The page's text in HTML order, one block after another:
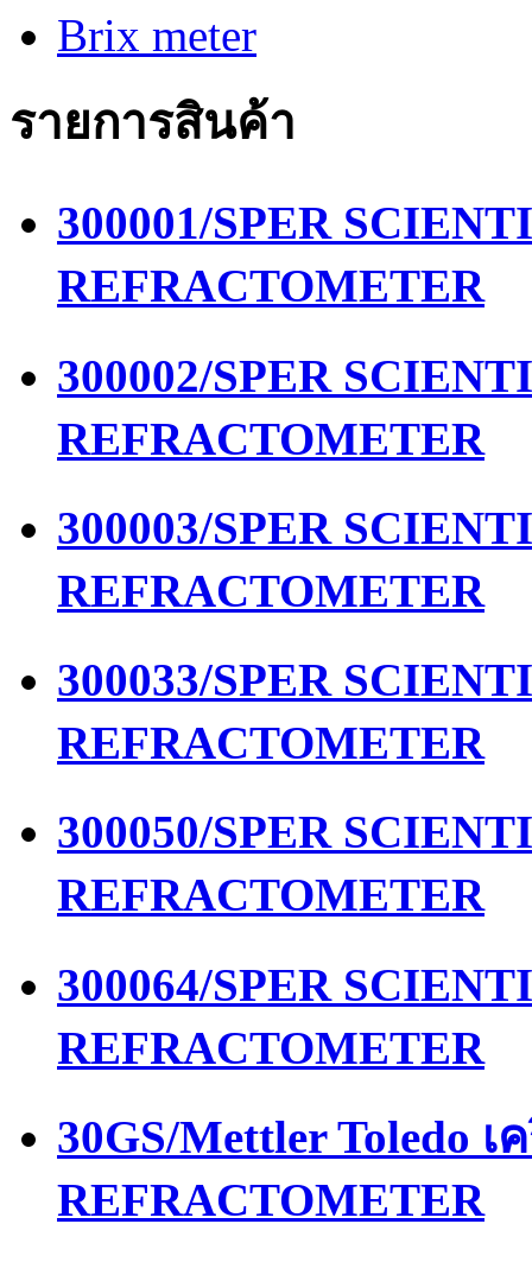
Brix meter
รายการสินค้า
300001/SPER
REFRACTOMETER
300002/SPER
REFRACTOMETER
300003/SPER
REFRACTOMETER
300033/SPER
REFRACTOMETER
300050/SPER
REFRACTOMETER
300064/SPER
REFRACTOMETER
30GS/Mettler Toledo
REFRACTOMETER